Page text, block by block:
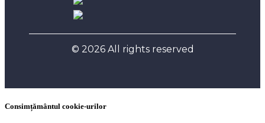
© 2026 All rights reserved
Consimțământul cookie-urilor